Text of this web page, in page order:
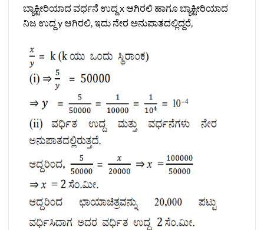
ಬ್ಯಾಕ್ಟೀರಿಯಾದ ವರ್ಧನೆ ಉದ್ದ x ಆಗಿರಲಿ ಹಾಗೂ ಬ್ಯಾಕ್ಟೀರಿಯಾದ
ನಿಜ ಉದ್ದ y ಆಗಿರಲಿ, ಇದು ನೇರ ಅನುಪಾತದಲ್ಲಿದ್ದರೆ,